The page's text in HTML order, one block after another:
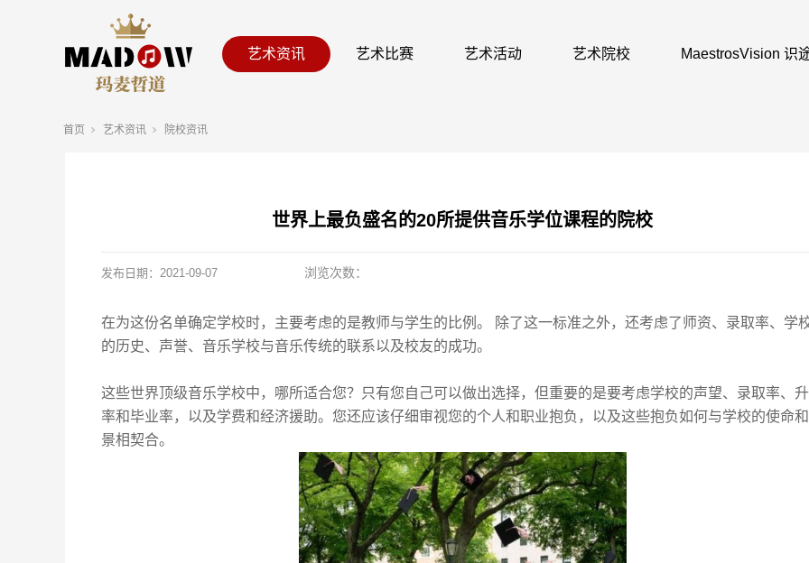
艺术资讯 艺术比赛 艺术活动 艺术院校 MaestrosVision 识
首页 艺术资讯 院校资讯
世界上最负盛名的20所提供音乐学位课程的院校
发布日期： 2021-09-07 浏览次数：
在为这份名单确定学校时，主要考虑的是教师与学生的比例。
除了这一标准之外，还考虑了师资、录取率、学
的历史、声誉、音乐学校与音乐传统的联系以及校友的成功。
这些世界顶级音乐学校中，哪所适合您？只有您自己可以做出选择，但重要的是要考虑学校的声望、录取率、
率和毕业率，以及学费和经济援助。您还应该仔细审视您的个人和职业抱负，以及这些抱负如何与学校的使命
景相契合。